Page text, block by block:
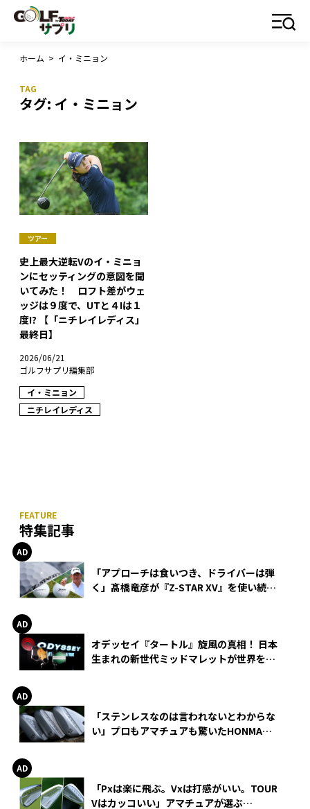
ホーム > イ・ミニョン
タグ: イ・ミニョン
ツアー
史上最大逆転Vのイ・ミニョ
ンにセッティングの意図を聞
いてみた！ ロフト差がウェ
ッジは９度で、UTと４Iは１
度!? 【「ニチレイレディス」
最終日】
2026/06/21
ゴルフサプリ編集部
イ・ミニョン
ニチレイレディス
特集記事
「アプローチは食いつき、ドライバーは弾
く」髙橋竜彦が『Z-STAR XV』を使い続け
オデッセイ『タートル』旋風の真相！ 日本
生まれの新世代ミッドマレットが世界を席
「ステンレスなのは言われないとわからな
い」プロもアマチュアも驚いたHONMA
「Pxは楽に飛ぶ。Vxは打感がいい。TOUR
Vはカッコいい」アマチュアが選ぶ